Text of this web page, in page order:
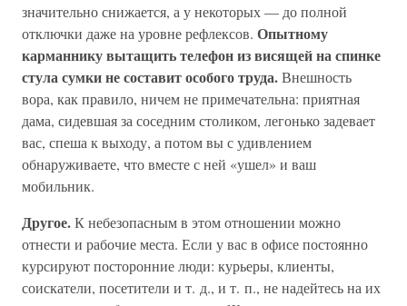
значительно снижается, а у некоторых — до полной
отключки даже на уровне рефлексов. Опытному
карманнику вытащить телефон из висящей на спинке
стула сумки не составит особого труда.Внешность
вора, как правило, ничем не примечательна: приятная
дама, сидевшая за соседним столиком, легонько задевает
вас, спеша к выходу, а потом вы с удивлением
обнаруживаете, что вместе с ней «ушел» и ваш
мобильник.
Другое.К небезопасным в этом отношении можно
отнести и рабочие места. Если у вас в офисе постоянно
курсируют посторонние люди: курьеры, клиенты,
соискатели, посетители и т. д., и т. п., не надейтесь на их